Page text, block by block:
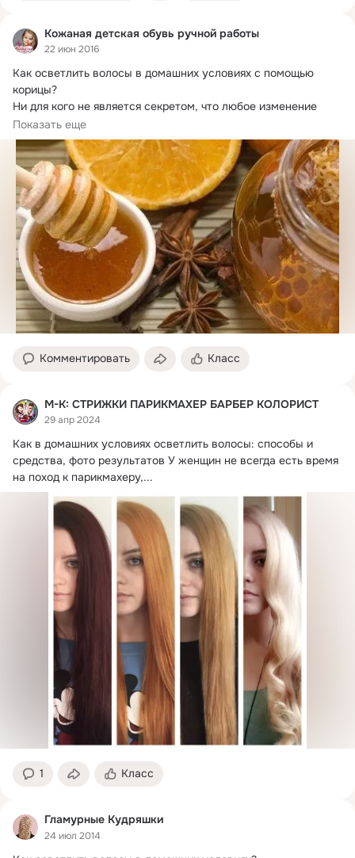
Кожаная детская обувь ручной работы
22 июн 2016
Как осветлить волосы в домашних условиях с помощью
корицы?
Ни для кого не является секретом, что любое изменение
природного оттенка...
Показать еще
Комментировать Класс
М-К: СТРИЖКИ ПАРИКМАХЕР БАРБЕР КОЛОРИСТ
29 апр 2024
Как в домашних условиях осветлить волосы: способы и
средства, фото результатов У женщин не всегда есть время
на поход к парикмахеру,...
1 Класс
Гламурные Кудряшки
24 июл 2014